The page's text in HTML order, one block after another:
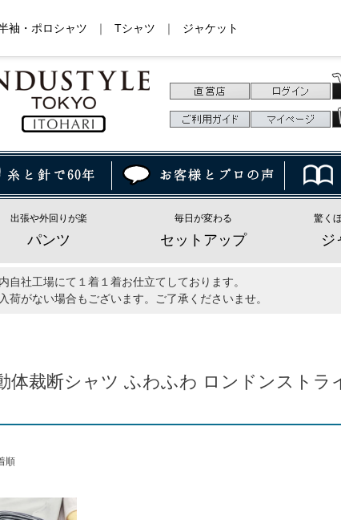
袖・ポロシャツ ｜ Tシャツ ｜ ジャケット
出張や外回りが楽
パンツ
毎日が変わる
セットアップ
驚く
ジ
自社工場にて１着１着お仕立てしております。
荷がない場合もございます。ご了承くださいませ。
体裁断シャツ ふわふわ ロンドンスト
順